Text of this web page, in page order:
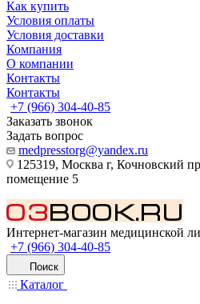
Как купить
Условия оплаты
Условия доставки
Компания
О компании
Контакты
Контакты
+7 (966) 304-40-85
Заказать звонок
Задать вопрос
medpresstorg@yandex.ru
125319, Москва г, Кочновский
помещение 5
Интернет-магазин медицинской
+7 (966) 304-40-85
Поиск
Каталог